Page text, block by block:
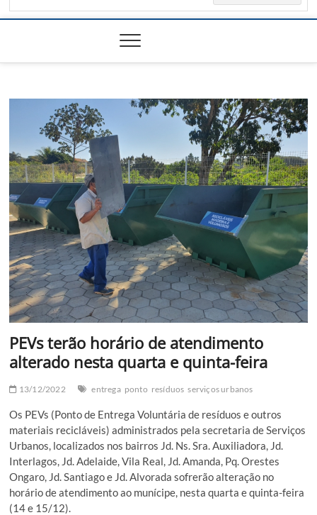
PEVs terão horário de atendimento
alterado nesta quarta e quinta-feira
13/12/2022 entrega ponto resíduos serviços urbanos
Os PEVs (Ponto de Entrega Voluntária de resíduos e outros
materiais recicláveis) administrados pela secretaria de Serviços
Urbanos, localizados nos bairros Jd. Ns. Sra. Auxiliadora, Jd.
Interlagos, Jd. Adelaide, Vila Real, Jd. Amanda, Pq. Orestes
Ongaro, Jd. Santiago e Jd. Alvorada sofrerão alteração no
horário de atendimento ao munícipe, nesta quarta e quinta-feira
(14 e 15/12).